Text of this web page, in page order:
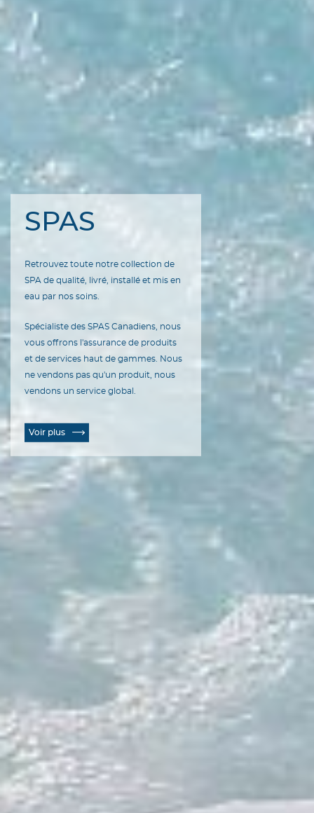
SPAS
Retrouvez toute notre collection de
SPA de qualité, livré, installé et mis en
eau par nos soins.
Spécialiste des SPAS Canadiens, nous
vous offrons l'assurance de produits
et de services haut de gammes. Nous
ne vendons pas qu'un produit, nous
vendons un service global.
Voir plus